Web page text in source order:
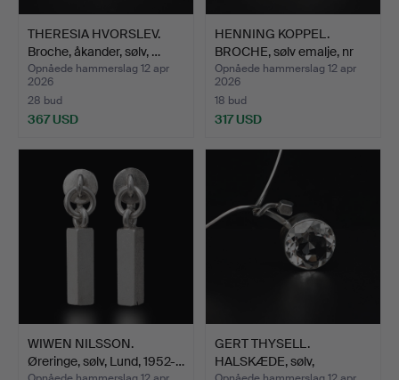
THERESIA HVORSLEV.
Broche, åkander, sølv, …
Opnåede hammerslag 12 apr
2026
28 bud
367 USD
HENNING KOPPEL.
BROCHE, sølv emalje, nr
31…
Opnåede hammerslag 12 apr
2026
18 bud
317 USD
WIWEN NILSSON.
Øreringe, sølv, Lund, 1952-…
GERT THYSELL.
HALSKÆDE, sølv,